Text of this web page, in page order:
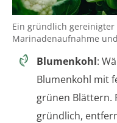
Ein gründlich gereinigter
Marinadenaufnahme
Blumenkohl:
Blumenkohl mit
grünen Blättern.
gründlich,